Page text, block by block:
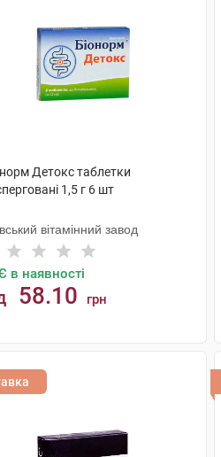
Детокс таблетки
1,5 г 6 шт
вітамінний завод
в наявності
58.10 грн